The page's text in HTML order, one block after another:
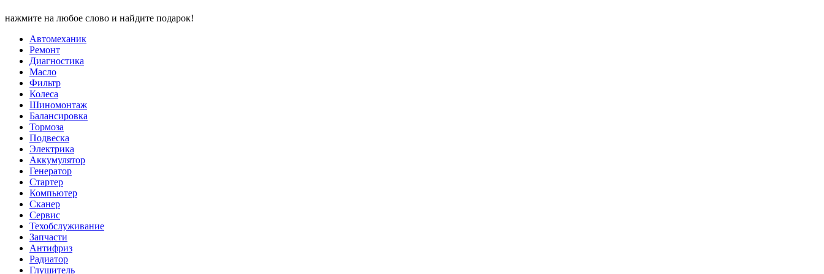
нажмите на любое слово и найдите подарок!
Автомеханик
Ремонт
Диагностика
Масло
Фильтр
Колеса
Шиномонтаж
Балансировка
Тормоза
Подвеска
Электрика
Аккумулятор
Генератор
Стартер
Компьютер
Сканер
Сервис
Техобслуживание
Запчасти
Антифриз
Радиатор
Глушитель